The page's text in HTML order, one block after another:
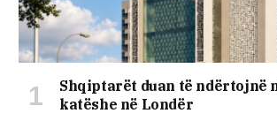
Shqiptarët duan të ndërtojnë
katëshe në Londër